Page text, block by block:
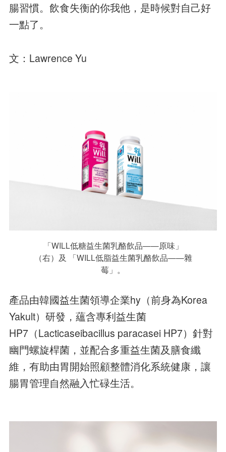
腸習慣。飲食失衡的你我他，是時候對自己好
一點了。
文：Lawrence Yu
「WILL低糖益生菌乳酪飲品——原味」
（右）及 「WILL低脂益生菌乳酪飲品——雜
莓」。
產品由韓國益生菌領導企業hy（前身為Korea
Yakult）研發，蘊含專利益生菌
HP7（Lacticaseibacillus paracasei HP7）針對
幽門螺旋桿菌，並配合多重益生菌及膳食纖
維，有助由胃開始照顧整體消化系統健康，讓
腸胃管理自然融入忙碌生活。